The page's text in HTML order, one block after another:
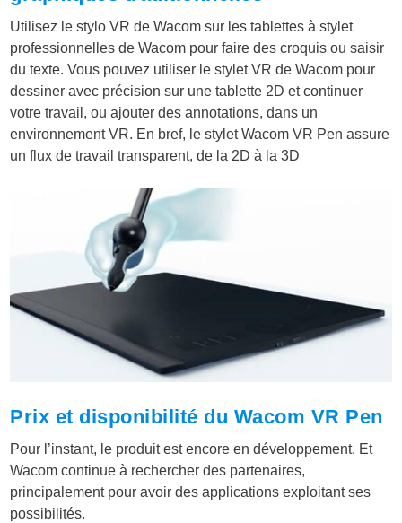
Utilisez le stylo VR de Wacom sur les tablettes à stylet
professionnelles de Wacom pour faire des croquis ou saisir
du texte. Vous pouvez utiliser le stylet VR de Wacom pour
dessiner avec précision sur une tablette 2D et continuer
votre travail, ou ajouter des annotations, dans un
environnement VR. En bref, le stylet Wacom VR Pen assure
un flux de travail transparent, de la 2D à la 3D
Prix et disponibilité du Wacom VR Pen
Pour l’instant, le produit est encore en développement. Et
Wacom continue à rechercher des partenaires,
principalement pour avoir des applications exploitant ses
possibilités.